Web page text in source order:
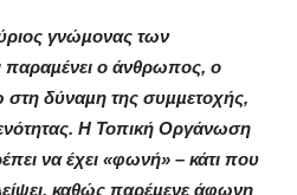
γνώµονας των
ο άνθρωπος, ο
στη δύναµη της συµµετοχής,
Η Τοπική Οργάνωση
να έχει «φωνή» – κάτι που
καθώς παρέµενε άφωνη